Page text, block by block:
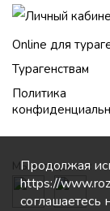
Продолжая
https://
соглашаетесь
Личный
Online для
Турагенствам
Политика
Мы в соцсетях: